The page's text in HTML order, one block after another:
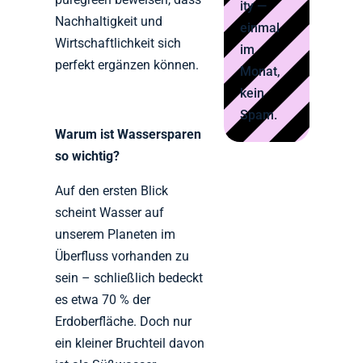
Nachhaltigkeit und
Wirtschaftlichkeit sich
perfekt ergänzen können.
Warum ist Wassersparen
so wichtig?
Auf den ersten Blick
scheint Wasser auf
unserem Planeten im
Überfluss vorhanden zu
sein – schließlich bedeckt
es etwa 70 % der
Erdoberfläche. Doch nur
ein kleiner Bruchteil davon
ity —
einmal
im
Monat,
kein
Spam.